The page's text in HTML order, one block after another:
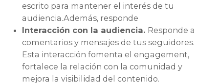
escrito para mantener el interés de tu
audiencia.Además, responde
Interacción con la audiencia. Responde a
comentarios y mensajes de tus seguidores.
Esta interacción fomenta el engagement,
fortalece la relación con la comunidad y
mejora la visibilidad del contenido.